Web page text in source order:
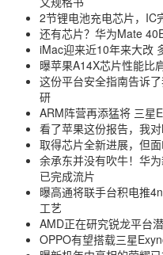
2节锂电池充电芯片，IC
还有芯片？华为Mate
iMac迎来近10年来大改
曝苹果A14X芯片性能比
这份平台安全指南告诉
研
ARM阵营再添猛将 三星
看了苹果这份报告，我
取得芯片全新进展，但
余承东并没有吹牛！华
已完成流片
曝高通将联手台积电推
工艺
AMD正在研究锐龙平台
OPPO有望搭载三星